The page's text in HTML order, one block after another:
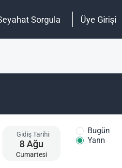
Sorgula Üye Girişi
Gidiş Tarihi
8Ağu
Cumartesi
Bugün
Yarın